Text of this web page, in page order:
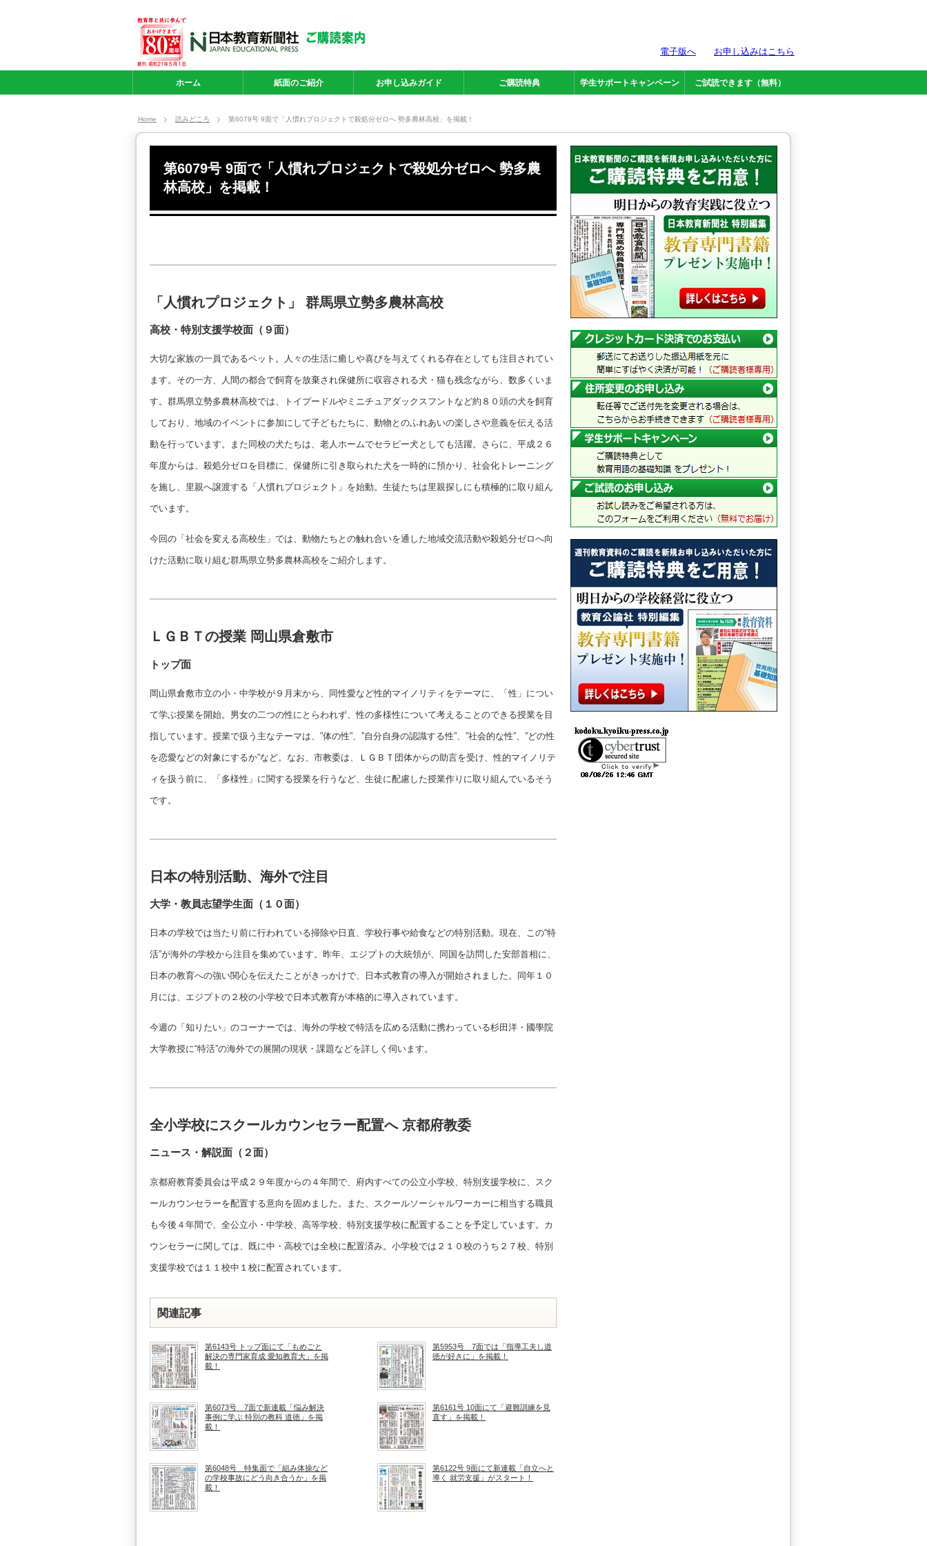
ホーム 紙面のご紹介 お申し込みガイド ご購読特典 学生サポートキャンペーン ご試読できます（無料）
電子版へ お申し込みはこちら
Home 読みどころ 第6079号 9面で「人慣れプロジェクトで殺処分ゼロへ 勢多農林高校」を掲載！
第6079号 9面で「人慣れプロジェクトで殺処分ゼロへ 勢多農
林高校」を掲載！
「人慣れプロジェクト」 群馬県立勢多農林高校
高校・特別支援学校面（９面）
大切な家族の一員であるペット。人々の生活に癒しや喜びを与えてくれる存在としても注目されてい
ます。その一方、人間の都合で飼育を放棄され保健所に収容される犬・猫も残念ながら、数多くいま
す。群馬県立勢多農林高校では、トイプードルやミニチュアダックスフントなど約８０頭の犬を飼育
しており、地域のイベントに参加にして子どもたちに、動物とのふれあいの楽しさや意義を伝える活
動を行っています。また同校の犬たちは、老人ホームでセラピー犬としても活躍。さらに、平成２６
年度からは、殺処分ゼロを目標に、保健所に引き取られた犬を一時的に預かり、社会化トレーニング
を施し、里親へ譲渡する「人慣れプロジェクト」を始動。生徒たちは里親探しにも積極的に取り組ん
でいます。
今回の「社会を変える高校生」では、動物たちとの触れ合いを通した地域交流活動や殺処分ゼロへ向
けた活動に取り組む群馬県立勢多農林高校をご紹介します。
ＬＧＢＴの授業 岡山県倉敷市
トップ面
岡山県倉敷市立の小・中学校が９月末から、同性愛など性的マイノリティをテーマに、「性」につい
て学ぶ授業を開始。男女の二つの性にとらわれず、性の多様性について考えることのできる授業を目
指しています。授業で扱う主なテーマは、”体の性”、”自分自身の認識する性”、”社会的な性”、”どの性
を恋愛などの対象にするか”など。なお、市教委は、ＬＧＢＴ団体からの助言を受け、性的マイノリテ
ィを扱う前に、「多様性」に関する授業を行うなど、生徒に配慮した授業作りに取り組んでいるそう
です。
日本の特別活動、海外で注目
大学・教員志望学生面（１０面）
日本の学校では当たり前に行われている掃除や日直、学校行事や給食などの特別活動。現在、この“特
活”が海外の学校から注目を集めています。昨年、エジプトの大統領が、同国を訪問した安部首相に、
日本の教育への強い関心を伝えたことがきっかけで、日本式教育の導入が開始されました。同年１０
月には、エジプトの２校の小学校で日本式教育が本格的に導入されています。
今週の「知りたい」のコーナーでは、海外の学校で特活を広める活動に携わっている杉田洋・國學院
大学教授に“特活”の海外での展開の現状・課題などを詳しく伺います。
全小学校にスクールカウンセラー配置へ 京都府教委
ニュース・解説面（２面）
京都府教育委員会は平成２９年度からの４年間で、府内すべての公立小学校、特別支援学校に、スク
ールカウンセラーを配置する意向を固めました。また、スクールソーシャルワーカーに相当する職員
も今後４年間で、全公立小・中学校、高等学校、特別支援学校に配置することを予定しています。カ
ウンセラーに関しては、既に中・高校では全校に配置済み。小学校では２１０校のうち２７校、特別
支援学校では１１校中１校に配置されています。
関連記事
第6143号 トップ面にて「もめごと
解決の専門家育成 愛知教育大」を掲
載！
第5953号 7面では「指導工夫し道
徳が好きに」を掲載！
第6073号 7面で新連載「悩み解決
事例に学ぶ 特別の教科 道徳」を掲
載！
第6161号 10面にて「避難訓練を見
直す」を掲載！
第6048号 特集面で「組み体操など
の学校事故にどう向き合うか」を掲
載！
第6122号 9面にて新連載「自立へと
導く 就労支援」がスタート！